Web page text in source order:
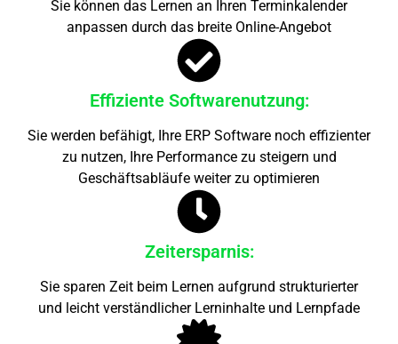
Sie können das Lernen an Ihren Terminkalender
anpassen durch das breite Online-Angebot
Effiziente Softwarenutzung:
Sie werden befähigt, Ihre ERP Software noch effizienter
zu nutzen, Ihre Performance zu steigern und
Geschäftsabläufe weiter zu optimieren
Zeitersparnis:
Sie sparen Zeit beim Lernen aufgrund strukturierter
und leicht verständlicher Lerninhalte und Lernpfade